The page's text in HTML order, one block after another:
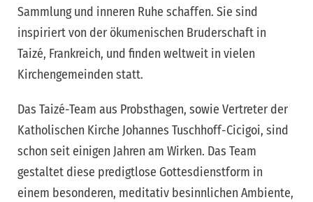
Sammlung und inneren Ruhe schaffen. Sie sind
inspiriert von der ökumenischen Bruderschaft in
Taizé, Frankreich, und finden weltweit in vielen
Kirchengemeinden statt.
Das Taizé-Team aus Probsthagen, sowie Vertreter der
Katholischen Kirche Johannes Tuschhoff-Cicigoi, sind
schon seit einigen Jahren am Wirken. Das Team
gestaltet diese predigtlose Gottesdienstform in
einem besonderen, meditativ besinnlichen Ambiente,